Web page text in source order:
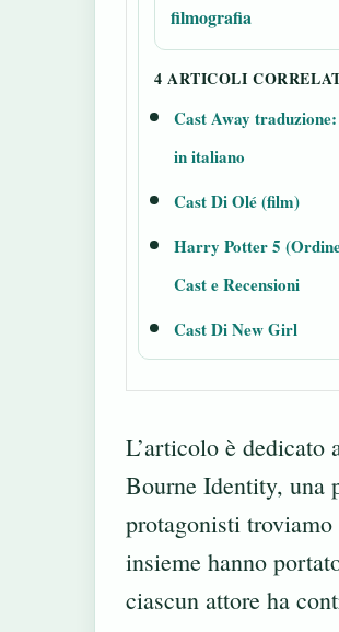
filmografia
4 ARTICOLI
Cast Away
in italiano
Cast Di Olé (film)
Harry Potter 5
Cast e Recensioni
Cast Di New Girl
L’articolo è dedicato
Bourne Identity, una
protagonisti
insieme hanno
ciascun attore ha